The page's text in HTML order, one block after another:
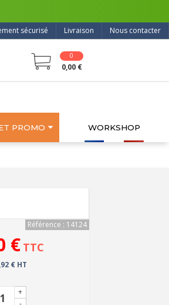
Nous contacter
Livraison
sécurisé
0
0,00 €
PROMO WORKSHOP
Référence : 14124
€ TTC
€ HT
+